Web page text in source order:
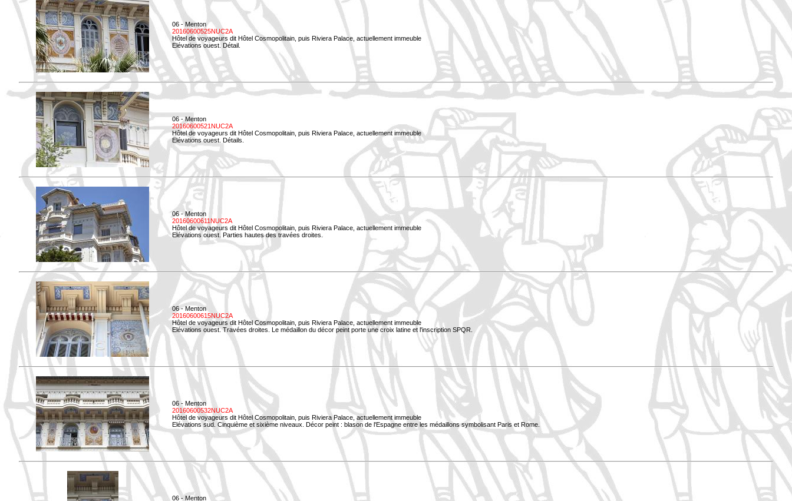
06 - Menton
20160600525NUC2A
Hôtel de voyageurs dit Hôtel Cosmopolitain, puis Riviera Palace, actuellement immeuble
Elévations ouest. Détail.
06 - Menton
20160600521NUC2A
Hôtel de voyageurs dit Hôtel Cosmopolitain, puis Riviera Palace, actuellement immeuble
Elévations ouest. Détails.
06 - Menton
20160600611NUC2A
Hôtel de voyageurs dit Hôtel Cosmopolitain, puis Riviera Palace, actuellement immeuble
Elévations ouest. Parties hautes des travées droites.
06 - Menton
20160600615NUC2A
Hôtel de voyageurs dit Hôtel Cosmopolitain, puis Riviera Palace, actuellement immeuble
Elévations ouest. Travées droites. Le médaillon du décor peint porte une croix latine et l'inscription SPQR.
06 - Menton
20160600532NUC2A
Hôtel de voyageurs dit Hôtel Cosmopolitain, puis Riviera Palace, actuellement immeuble
Elévations sud. Cinquième et sixième niveaux. Décor peint : blason de l'Espagne entre les médaillons symbolisant Paris et Rome.
06 - Menton